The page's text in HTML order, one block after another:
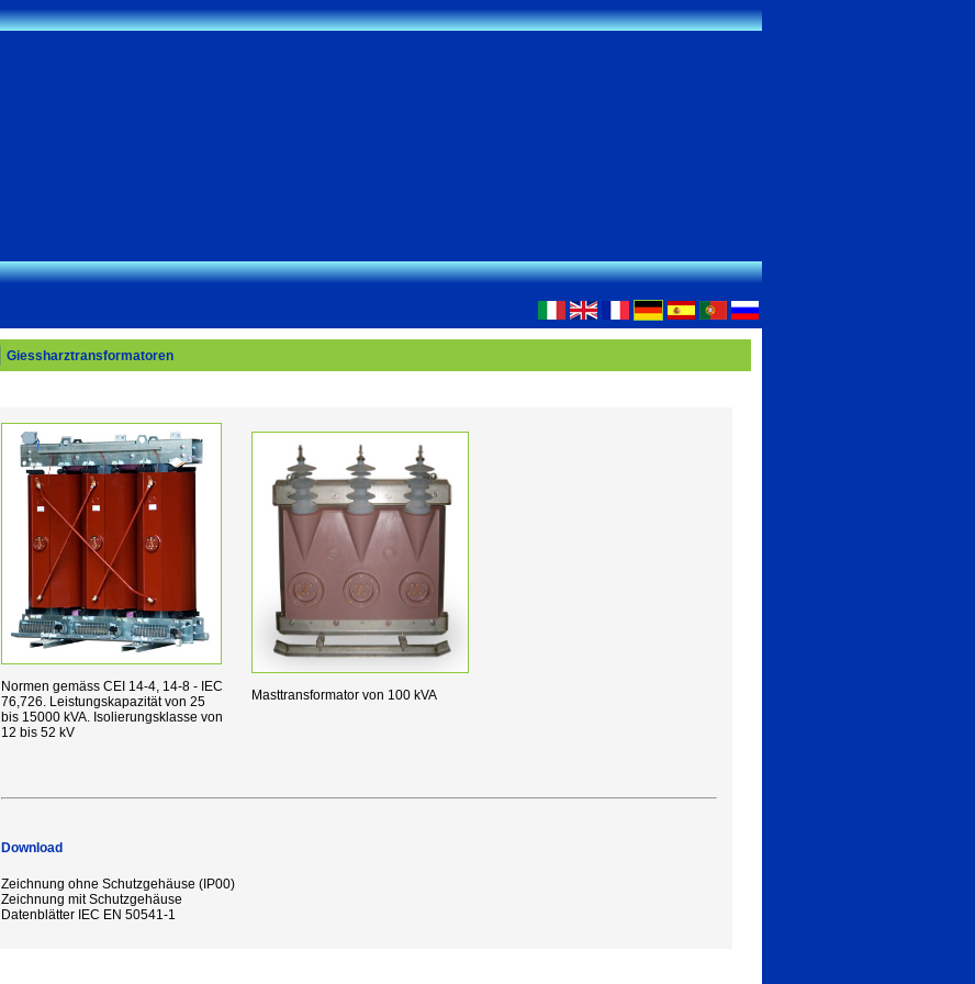
Giessharztransformatoren
Normen gemäss CEI 14-4, 14-8 - IEC
76,726. Leistungskapazität von 25
bis 15000 kVA. Isolierungsklasse von
12 bis 52 kV
Masttransformator von 100 kVA
Download
Zeichnung ohne Schutzgehäuse (IP00)
Zeichnung mit Schutzgehäuse
Datenblätter IEC EN 50541-1